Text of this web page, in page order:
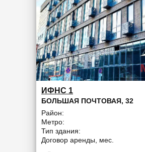
ИФНС 1
БОЛЬШАЯ ПОЧТОВАЯ, 32
Район:
Метро:
Тип здания:
Договор аренды, мес.